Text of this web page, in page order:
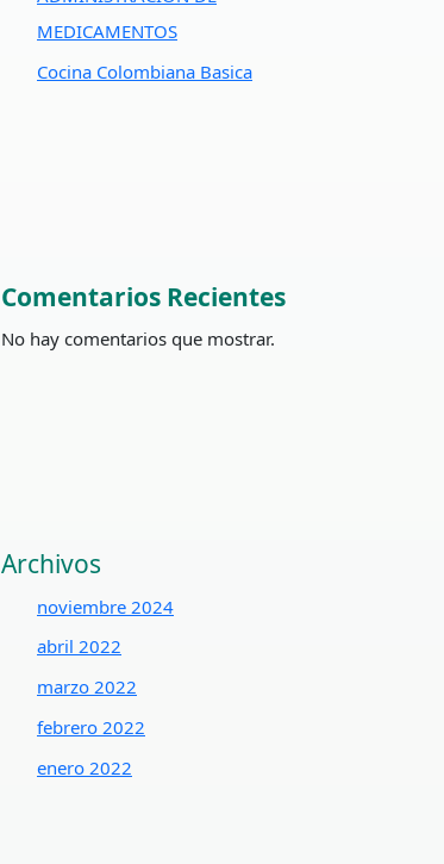
MEDICAMENTOS
Cocina Colombiana Basica
Comentarios Recientes
No hay comentarios que mostrar.
Archivos
noviembre 2024
abril 2022
marzo 2022
febrero 2022
enero 2022